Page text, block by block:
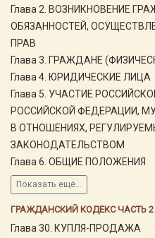
Глава 2. ВОЗНИКНОВЕНИЕ
ОБЯЗАННОСТЕЙ,
ПРАВ
Глава 3. ГРАЖДАНЕ
Глава 4. ЮРИДИЧЕСКИЕ ЛИЦА
Глава 5. УЧАСТИЕ
РОССИЙСКОЙ ФЕДЕРАЦИИ,
В ОТНОШЕНИЯХ,
ЗАКОНОДАТЕЛЬСТВОМ
Глава 6. ОБЩИЕ ПОЛОЖЕНИЯ
Показать ещё...
ГРАЖДАНСКИЙ КОДЕКС ЧАСТЬ 2
Глава 30. КУПЛЯ-ПРОДАЖА